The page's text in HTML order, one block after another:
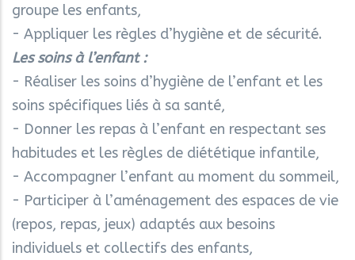
groupe les enfants,
- Appliquer les règles d’hygiène et de sécurité.
Les soins à l’enfant :
- Réaliser les soins d’hygiène de l’enfant et les
soins spécifiques liés à sa santé,
- Donner les repas à l’enfant en respectant ses
habitudes et les règles de diététique infantile,
- Accompagner l’enfant au moment du sommeil,
- Participer à l’aménagement des espaces de vie
(repos, repas, jeux) adaptés aux besoins
individuels et collectifs des enfants,